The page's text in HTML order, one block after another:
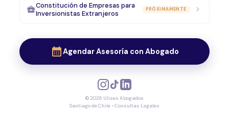
business_centerConstitución de Empresas para
Inversionistas Extranjeros
PRÓXIMAMENTE chevron_right
calendar_monthAgendar Asesoría con Abogado
© 2026 Ulises Abogados
Santiago de Chile • Consultas Legales